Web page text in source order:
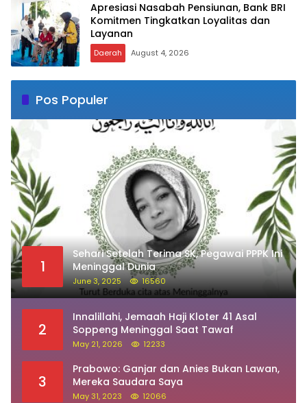
Apresiasi Nasabah Pensiunan, Bank BRI
Komitmen Tingkatkan Loyalitas dan
Layanan
Daerah August 4, 2026
Pos Populer
1
Sehari Setelah Terima SK, Pegawai PPPK Ini
Meninggal Dunia
June 3, 2025 16560
2
Innalillahi, Jemaah Haji Kloter 41 Asal
Soppeng Meninggal Saat Tawaf
May 21, 2026 12233
3
Prabowo: Ganjar dan Anies Bukan Lawan,
Mereka Saudara Saya
May 31, 2023 12066